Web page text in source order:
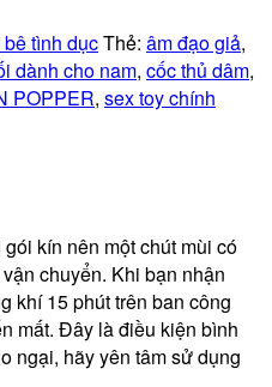
tình dụcThẻ: âm đạo giả,
dành cho nam, cốc thủ dâm,
POPPER, sex toy chính
kín nên một chút mùi có
chuyển. Khi bạn nhận
khí 15 phút trên ban công
mất. Đây là điều kiện bình
ngại, hãy yên tâm sử dụng